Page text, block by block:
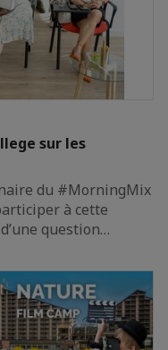
sur les
du #MorningMix
à cette
question…